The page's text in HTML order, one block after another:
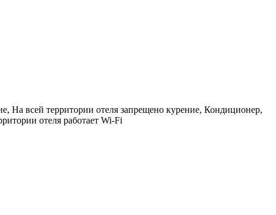
На всей территории отеля запрещено курение, Кондиционер,
отеля работает Wi-Fi